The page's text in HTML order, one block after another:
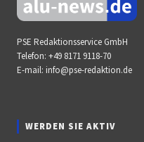
PSE Redaktionsservice GmbH
Telefon: +49 8171 9118-70
E-mail: info@pse-redaktion.de
WERDEN SIE AKTIV